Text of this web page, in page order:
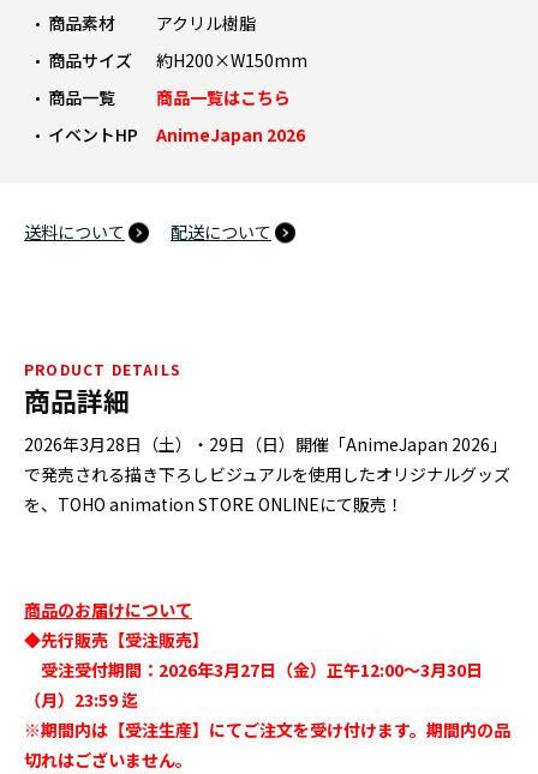
商品素材
アクリル樹脂
商品サイズ
約H200×W150mm
商品一覧
商品一覧はこちら
イベントHP
AnimeJapan 2026
送料について 配送について
PRODUCT DETAILS
商品詳細
2026年3月28日（土）・29日（日）開催「AnimeJapan 2026」
で発売される描き下ろしビジュアルを使用したオリジナルグッズ
を、TOHO animation STORE ONLINEにて販売！
商品のお届けについて
◆先行販売【受注販売】
受注受付期間：2026年3月27日（金）正午12:00～3月30日
（月）23:59 迄
※期間内は【受注生産】にてご注文を受け付けます。期間内の品
切れはございません。